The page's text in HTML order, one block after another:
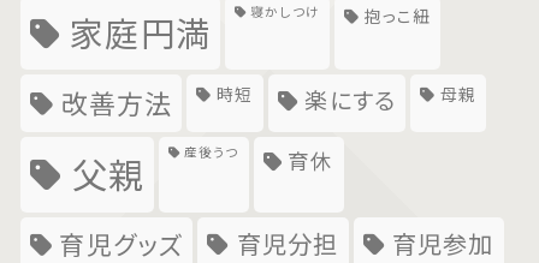
家庭円満 寝かしつけ 抱っこ紐
改善方法 時短 楽にする 母親
父親 産後うつ 育休
育児グッズ 育児分担
育児参加